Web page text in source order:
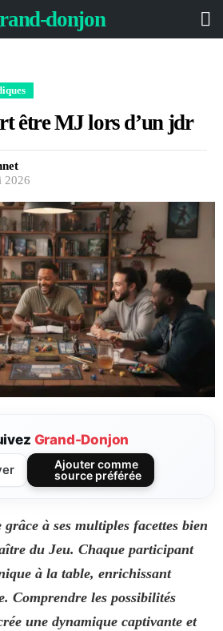
donjon
être MJ lors d’un jdr
2026
Grand-Donjon
Ajouter comme
source préférée
à ses multiples facettes bien
du Jeu. Chaque participant
à la table, enrichissant
Comprendre les possibilités
une dynamique captivante et